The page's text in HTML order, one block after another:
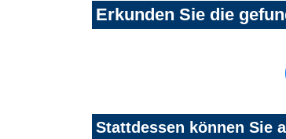
Erkunden Sie die
Stattdessen können Sie